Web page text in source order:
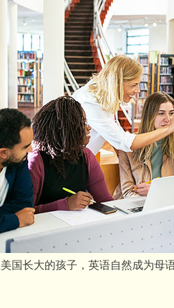
长大的孩子，英语自然成为母语